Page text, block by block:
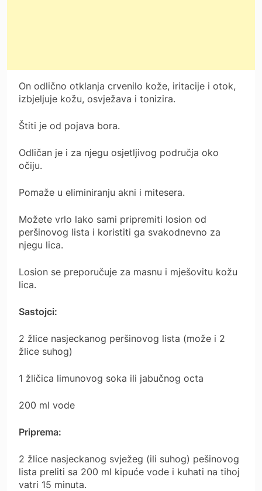
On odlično otklanja crvenilo kože, iritacije i otok,
izbjeljuje kožu, osvježava i tonizira.
Štiti je od pojava bora.
Odličan je i za njegu osjetljivog područja oko
očiju.
Pomaže u eliminiranju akni i mitesera.
Možete vrlo lako sami pripremiti losion od
peršinovog lista i koristiti ga svakodnevno za
njegu lica.
Losion se preporučuje za masnu i mješovitu kožu
lica.
Sastojci:
2 žlice nasjeckanog peršinovog lista (može i 2
žlice suhog)
1 žličica limunovog soka ili jabučnog octa
200 ml vode
Priprema:
2 žlice nasjeckanog svježeg (ili suhog) pešinovog
lista preliti sa 200 ml kipuće vode i kuhati na tihoj
vatri 15 minuta.